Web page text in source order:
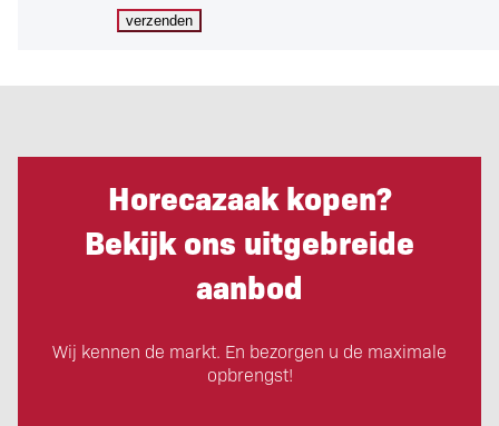
Horecazaak kopen?
Bekijk ons uitgebreide
aanbod
Wij kennen de markt. En bezorgen u de maximale
opbrengst!